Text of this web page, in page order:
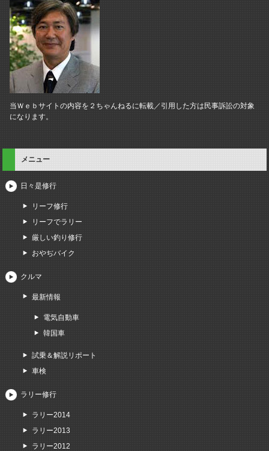
当Ｗｅｂサイトの内容を２ちゃんねるに転載／引用した方は民事訴訟の対象
になります。
メニュー
日々是修行
リーフ修行
リーフでラリー
厳しい釣り修行
おやぢバイク
クルマ
最新情報
電気自動車
韓国車
試乗＆解説リポート
車検
ラリー修行
ラリー2014
ラリー2013
ラリー2012